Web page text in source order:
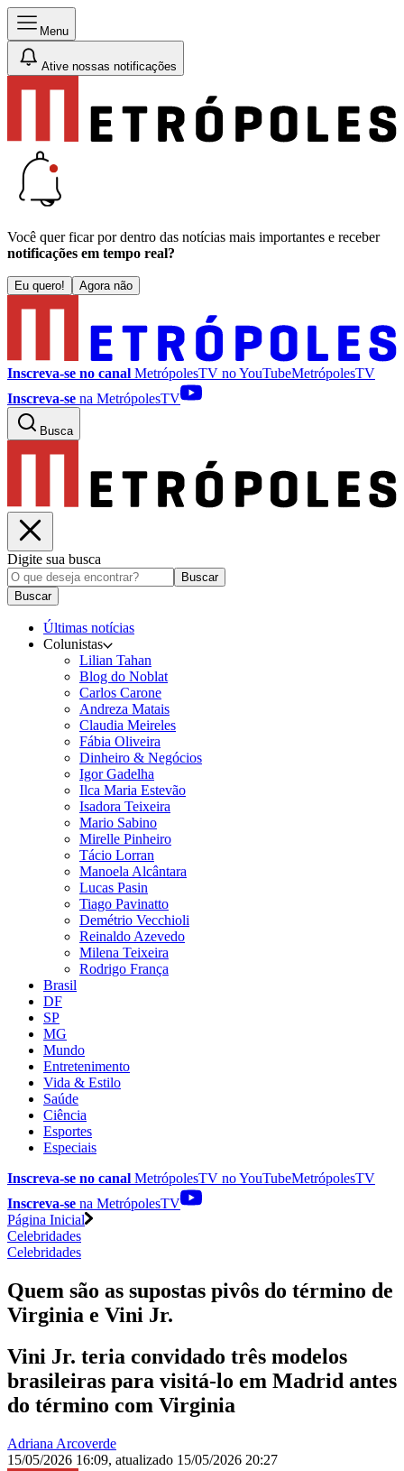
Menu
Ative nossas notificações
Você quer ficar por dentro das notícias mais importantes e receber
notificações em tempo real?
Eu quero! Agora não
Inscreva-se no canal MetrópolesTV noYouTubeMetrópolesTV
Inscreva-se na MetrópolesTV
Busca
Digite sua busca
Buscar
Buscar
Últimas notícias
Colunistas
Lilian Tahan
Blog do Noblat
Carlos Carone
Andreza Matais
Claudia Meireles
Fábia Oliveira
Dinheiro & Negócios
Igor Gadelha
Ilca Maria Estevão
Isadora Teixeira
Mario Sabino
Mirelle Pinheiro
Tácio Lorran
Manoela Alcântara
Lucas Pasin
Tiago Pavinatto
Demétrio Vecchioli
Reinaldo Azevedo
Milena Teixeira
Rodrigo França
Brasil
DF
SP
MG
Mundo
Entretenimento
Vida & Estilo
Saúde
Ciência
Esportes
Especiais
Inscreva-se no canal MetrópolesTV noYouTubeMetrópolesTV
Inscreva-se na MetrópolesTV
Página Inicial
Celebridades
Celebridades
Quem são as supostas pivôs do término de
Virginia e Vini Jr.
Vini Jr. teria convidado três modelos
brasileiras para visitá-lo em Madrid antes
do término com Virginia
Adriana Arcoverde
15/05/2026 16:09, atualizado 15/05/2026 20:27